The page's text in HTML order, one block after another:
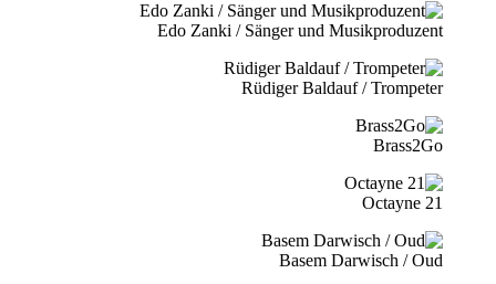
Edo Zanki / Sänger und Musikproduzent
Rüdiger Baldauf / Trompeter
Brass2Go
21 Octayne
Basem Darwisch / Oud